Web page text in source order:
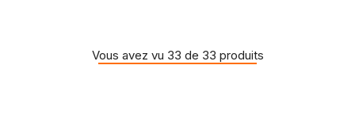
Vous avez vu 33 de 33 produits